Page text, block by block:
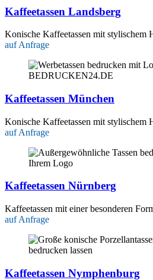
Kaffeetassen Landsberg
Konische Kaffeetassen mit stylischem
auf Anfrage
Kaffeetassen München
Konische Kaffeetassen mit stylischem
auf Anfrage
Kaffeetassen Nürnberg
Kaffeetassen mit einer besonderen
auf Anfrage
Kaffeetassen Nymphenburg